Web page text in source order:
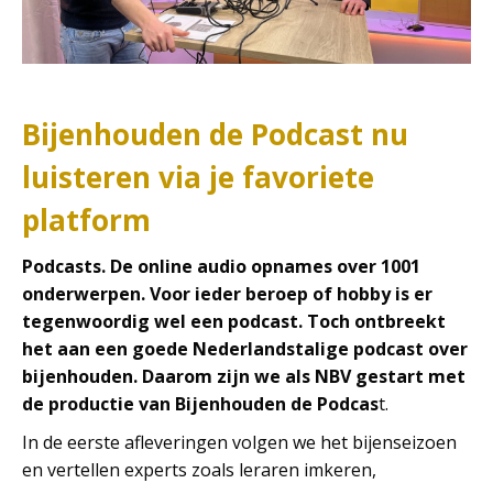
Bijenhouden de Podcast nu
luisteren via je favoriete
platform
Podcasts. De online audio opnames over 1001
onderwerpen. Voor ieder beroep of hobby is er
tegenwoordig wel een podcast. Toch ontbreekt
het aan een goede Nederlandstalige podcast over
bijenhouden. Daarom zijn we als NBV gestart met
de productie van Bijenhouden de Podcast.
In de eerste afleveringen volgen we het bijenseizoen
en vertellen experts zoals leraren imkeren,